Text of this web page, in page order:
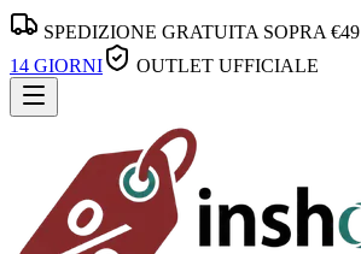
SPEDIZIONE GRATUITA SOPRA €49
14 GIORNI
OUTLET UFFICIALE